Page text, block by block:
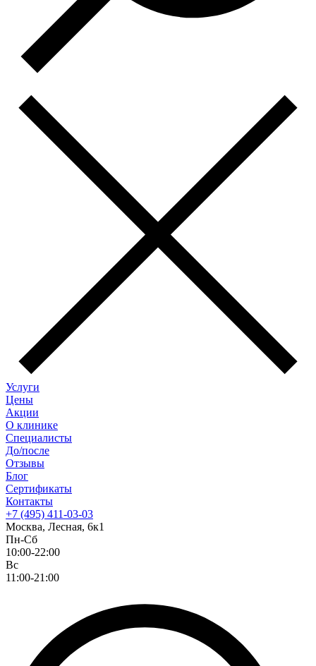
Услуги
Цены
Акции
О клинике
Специалисты
До/после
Отзывы
Блог
Сертификаты
Контакты
+7 (495) 411-03-03
Москва, Лесная, 6к1
Пн-Сб
10:00-22:00
Вс
11:00-21:00